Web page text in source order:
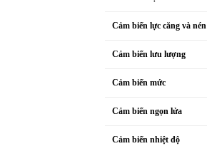
Cảm biến lực căng và nén
Cảm biến lưu lượng
Cảm biến mức
Cảm biến ngọn lửa
Cảm biến nhiệt độ